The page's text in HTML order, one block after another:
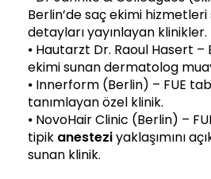
Berlin’de saç ekimi
detayları yayınlayan klinikler.
⦁ Hautarzt Dr. Raoul Hasert
ekimi sunan dermatolog
⦁ Innerform (Berlin) – FUE
tanımlayan özel klinik.
⦁ NovoHair Clinic (Berlin) –
tipik anesteziyaklaşımını
sunan klinik.